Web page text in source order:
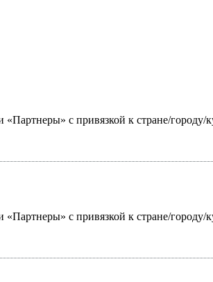
с привязкой к стране/
с привязкой к стране/